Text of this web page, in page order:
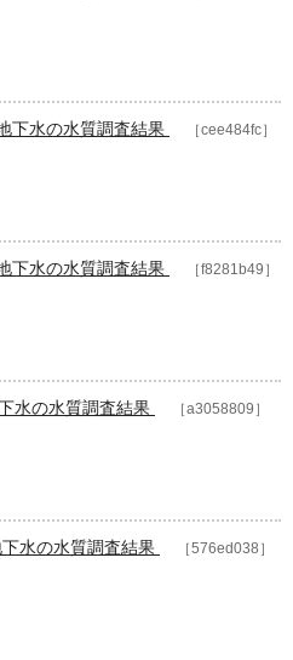
下水の水質調査結果 ［cee484fc］
下水の水質調査結果 ［f8281b49］
水の水質調査結果 ［a3058809］
水の水質調査結果 ［576ed038］